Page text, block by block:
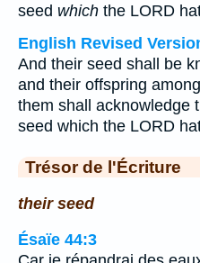
seed which the LORD
English Revised
And their seed shall be
and their offspring
them shall acknowledge
seed which the LORD
Trésor de l'Écriture
their seed
Ésaïe 44:3